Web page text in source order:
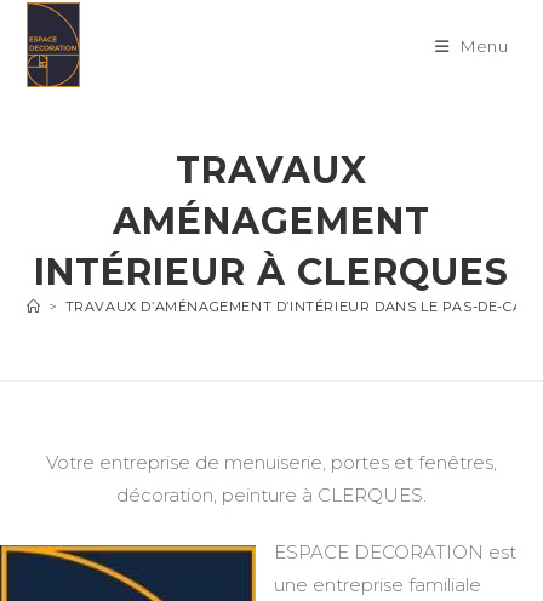
content
Menu
TRAVAUX
AMÉNAGEMENT
INTÉRIEUR À CLERQUES
> TRAVAUX D’AMÉNAGEMENT D’INTÉRIEUR DANS LE PAS-DE-
Votre entreprise de menuiserie, portes et fenêtres,
décoration, peinture à CLERQUES.
ESPACE DECORATION est
une entreprise familiale